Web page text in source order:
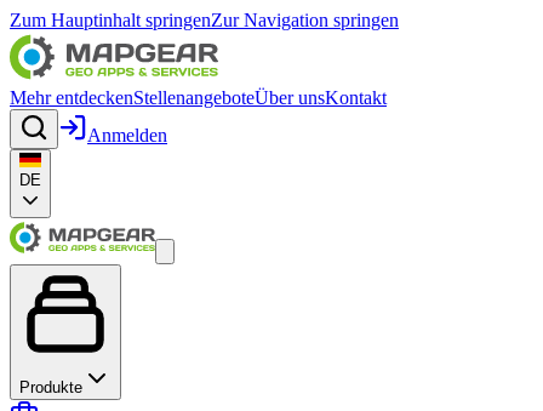
Zum Hauptinhalt springenZur Navigation springen
Mehr entdeckenStellenangeboteÜber unsKontakt
Anmelden
DE
Produkte